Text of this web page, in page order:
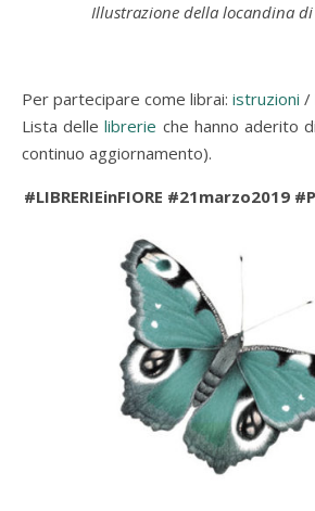
Illustrazione della locandina di
Per partecipare come librai: istruzioni /
Lista dellelibrerie che hanno aderito
continuo aggiornamento).
#LIBRERIEinFIORE #21marzo2019